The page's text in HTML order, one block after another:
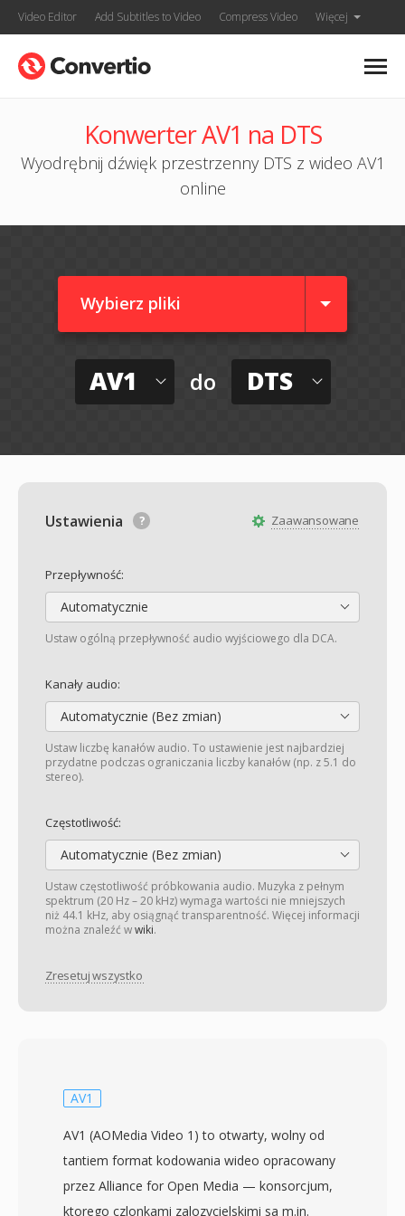
Video Editor Add Subtitles to Video Compress Video Więcej
Konwerter AV1 na DTS
Wyodrębnij dźwięk przestrzenny DTS z wideo AV1
online
Wybierz pliki
AV1 do DTS
Zaawansowane
Ustawienia
Przepływność:
Automatycznie
Ustaw ogólną przepływność audio wyjściowego dla DCA.
Kanały audio:
Automatycznie (Bez zmian)
Ustaw liczbę kanałów audio. To ustawienie jest najbardziej
przydatne podczas ograniczania liczby kanałów (np. z 5.1 do
stereo).
Częstotliwość:
Automatycznie (Bez zmian)
Ustaw częstotliwość próbkowania audio. Muzyka z pełnym
spektrum (20 Hz – 20 kHz) wymaga wartości nie mniejszych
niż 44.1 kHz, aby osiągnąć transparentność. Więcej informacji
można znaleźć wwiki.
Zresetuj wszystko
AV1
AV1 (AOMedia Video 1) to otwarty, wolny od
tantiem format kodowania wideo opracowany
przez Alliance for Open Media — konsorcjum,
ktorego czlonkami zalozycielskimi sa m.in.